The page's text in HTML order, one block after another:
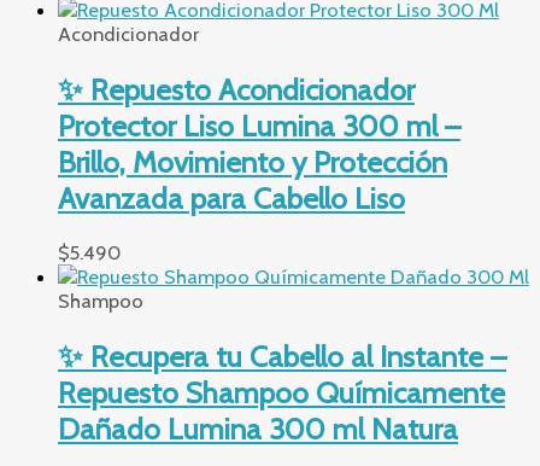
Acondicionador
✨ Repuesto Acondicionador
Protector Liso Lumina 300 ml –
Brillo, Movimiento y Protección
Avanzada para Cabello Liso
$5.490
Shampoo
✨ Recupera tu Cabello al Instante –
Repuesto Shampoo Químicamente
Dañado Lumina 300 ml Natura